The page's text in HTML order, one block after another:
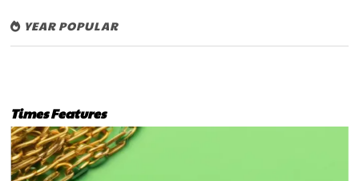
YEAR POPULAR
Times Features